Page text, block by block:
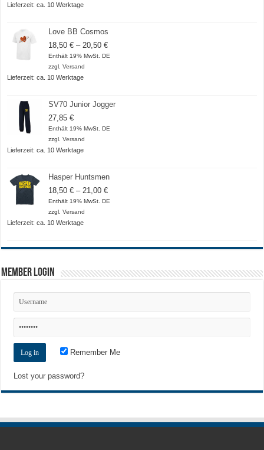
Lieferzeit: ca. 10 Werktage
Love BB Cosmos
18,50€ – 20,50€Preisspanne:
18,50 €
Enthält 19% MwSt. DE
zzgl.Versand
Lieferzeit: ca. 10 Werktage
SV70 Junior Jogger
27,85€
Enthält 19% MwSt. DE
zzgl.Versand
Lieferzeit: ca. 10 Werktage
Hasper Huntsmen
18,50€ – 21,00€Preisspanne:
18,50 €
Enthält 19% MwSt. DE
zzgl.Versand
Lieferzeit: ca. 10 Werktage
Member Login
Remember Me
Lost your password?